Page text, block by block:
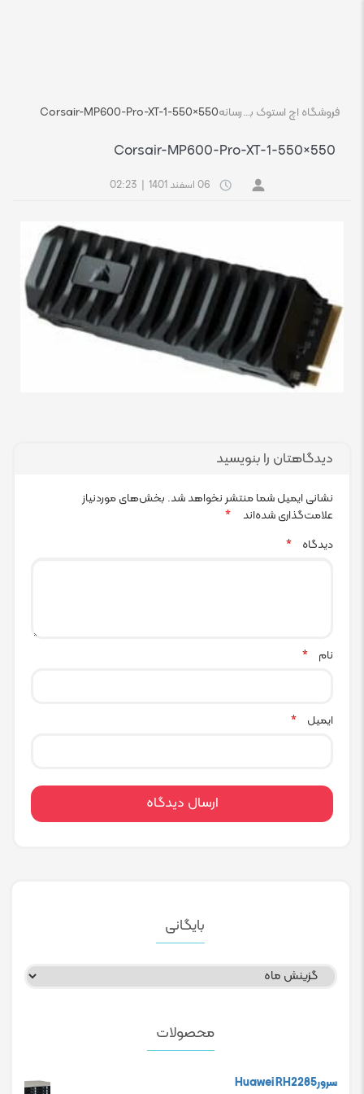
فروشگاه اچ استوک بازار انلاین تجهیزات کامپیوتر استوکرسانهCorsair-MP600-Pro-XT-1-550×550
Corsair-MP600-Pro-XT-1-550×550
06 اسفند 1401 02:23
دیدگاهتان را بنویسید
نشانی ایمیل شما منتشر نخواهد شد. بخش‌های موردنیاز
علامت‌گذاری شده‌اند
*
دیدگاه
*
نام *
ایمیل *
بایگانی
بایگانی
محصولات
سرورHuawei RH2285